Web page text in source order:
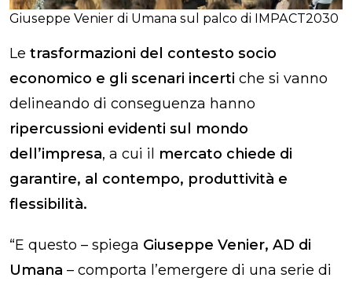
Giuseppe Venier di Umana sul palco di IMPACT2030
Le trasformazioni del contesto socio
economico e gli scenari incerti che si vanno
delineando di conseguenza hanno
ripercussioni evidenti sul mondo
dell’impresa, a cui il mercato chiede di
garantire, al contempo, produttività e
flessibilità.
“E questo – spiega Giuseppe Venier, AD di
Umana – comporta l’emergere di una serie di